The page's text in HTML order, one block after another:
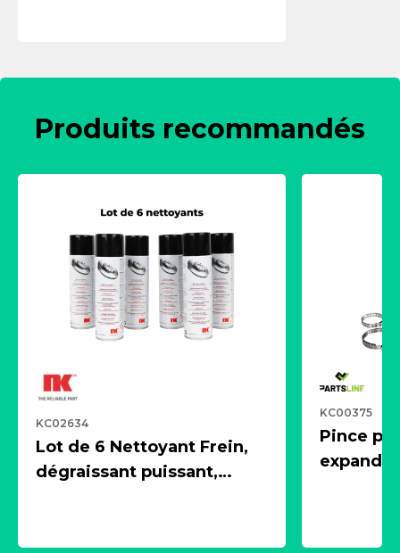
Produits recommandés
KC02634
Lot de 6 Nettoyant Frein,
dégraissant puissant,
KC00375
Pince